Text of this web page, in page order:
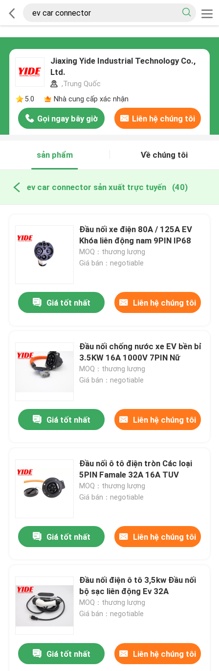
Jiaxing Yide Industrial Technology Co.,
Ltd.
,Trung Quốc
5.0
Nhà cung cấp xác nhận
Gọi ngay bây giờ Liên hệ chúng tôi
sản phẩm Về chúng tôi
ev car connector sản xuất trực tuyến (40)
Đầu nối xe điện 80A / 125A EV
Khóa liên động nam 9PIN IP68
MOQ：thương lượng
Giá bán：negotiable
Giá tốt nhất Liên hệ chúng tôi
Đầu nối chống nước xe EV bền bỉ
3.5KW 16A 1000V 7PIN Nữ
MOQ：thương lượng
Giá bán：negotiable
Giá tốt nhất Liên hệ chúng tôi
Đầu nối ô tô điện tròn Các loại
5PIN Famale 32A 16A TUV
MOQ：thương lượng
Giá bán：negotiable
Giá tốt nhất Liên hệ chúng tôi
Đầu nối điện ô tô 3,5kw Đầu nối
bộ sạc liên động Ev 32A
MOQ：thương lượng
Giá bán：negotiable
Giá tốt nhất Liên hệ chúng tôi